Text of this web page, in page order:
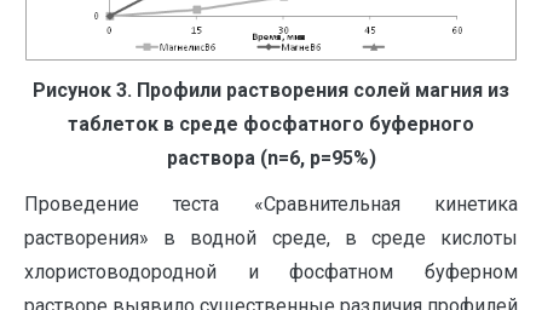
Рисунок 3. Профили растворения солей магния из
таблеток в среде фосфатного буферного
раствора (n=6, p=95%)
Проведение теста «Сравнительная кинетика
растворения» в водной среде, в среде кислоты
хлористоводородной и фосфатном буферном
растворе выявило существенные различия профилей